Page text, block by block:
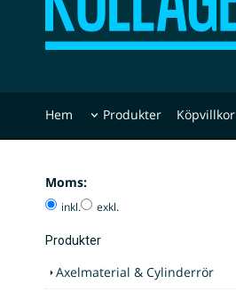
Hem Produkter Köpvillkor
Moms:
inkl. exkl.
Produkter
Axelmaterial & Cylinderrör